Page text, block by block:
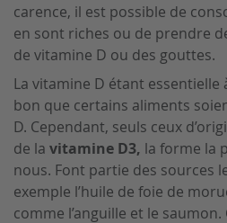
carence, il est possible de
en sont riches ou de prendre
de vitamine D ou des gouttes.
La vitamine D étant
bon que certains aliments
D. Cependant, seuls ceux
de la vitamine D3, la forme la
nous. Font partie des sources
exemple l’huile de foie de
comme l’anguille et le